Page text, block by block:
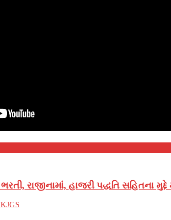
ભરતી, રાજીનામાં, હાજરી પદ્ધતિ